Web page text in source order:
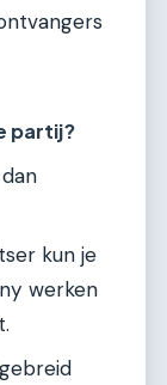
partij?
kun je
werken